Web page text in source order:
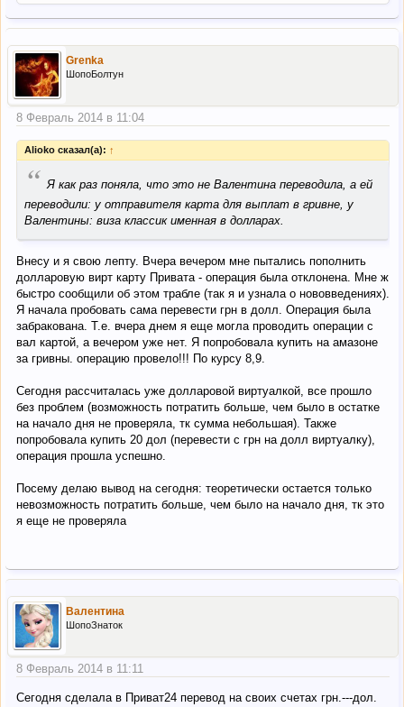
Grenka
ШопоБолтун
8 Февраль 2014 в 11:04
Alioko сказал(а): ↑
“ Я как раз поняла, что это не Валентина переводила, а ей
переводили: у отправителя карта для выплат в гривне, у
Валентины: виза классик именная в долларах.
Внесу и я свою лепту. Вчера вечером мне пытались пополнить
долларовую вирт карту Привата - операция была отклонена. Мне ж
быстро сообщили об этом трабле (так я и узнала о нововведениях).
Я начала пробовать сама перевести грн в долл. Операция была
забракована. Т.е. вчера днем я еще могла проводить операции с
вал картой, а вечером уже нет. Я попробовала купить на амазоне
за гривны. операцию провело!!! По курсу 8,9.
Сегодня рассчиталась уже долларовой виртуалкой, все прошло
без проблем (возможность потратить больше, чем было в остатке
на начало дня не проверяла, тк сумма небольшая). Также
попробовала купить 20 дол (перевести с грн на долл виртуалку),
операция прошла успешно.
Посему делаю вывод на сегодня: теоретически остается только
невозможность потратить больше, чем было на начало дня, тк это
я еще не проверяла
Валентина
ШопоЗнаток
8 Февраль 2014 в 11:11
Сегодня сделала в Приват24 перевод на своих счетах грн.---дол.